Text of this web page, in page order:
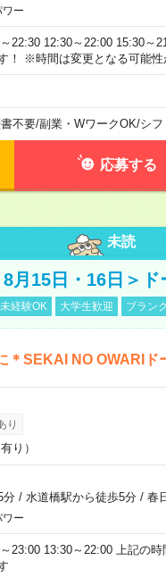
ー
22:30 12:30～22:00 15:30～
！ ※時間は変更となる可能性
不要/副業・WワークOK/シフ
応募する
未読
月15日・16日＞
経験OK 大学生歓迎 ブラン
＊SEKAI NO OWARIド
り
り）
分/ 水道橋駅から徒歩5分/ 春
ー
23:00 13:30～22:00 上記の